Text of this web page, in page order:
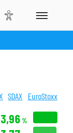
SDAX EuroStoxx
%